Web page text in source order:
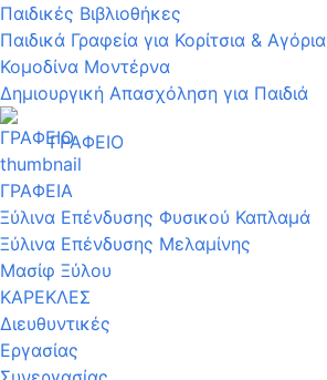
Παιδικές Βιβλιοθήκες
Παιδικά Γραφεία για Κορίτσια & Αγόρια
Κομοδίνα Μοντέρνα
Δημιουργική Απασχόληση για Παιδιά
ΓΡΑΦΕΙΟ
ΓΡΑΦΕΙΑ
Ξύλινα Επένδυσης Φυσικού Καπλαμά
Ξύλινα Επένδυσης Μελαμίνης
Μασίφ Ξύλου
ΚΑΡΕΚΛΕΣ
Διευθυντικές
Εργασίας